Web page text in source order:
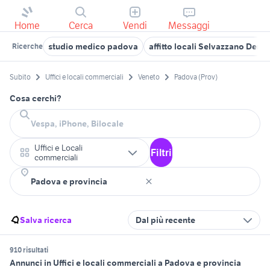
Home Cerca Vendi Messaggi
Ricerche studio medico padova affitto locali Selvazzano
Subito Uffici e locali commerciali Veneto Padova (Prov)
Cosa cerchi?
Uffici e Locali
commerciali
Filtri
Salva ricerca Dal più recente
910 risultati
Annunci in Uffici e locali commerciali a Padova e provincia